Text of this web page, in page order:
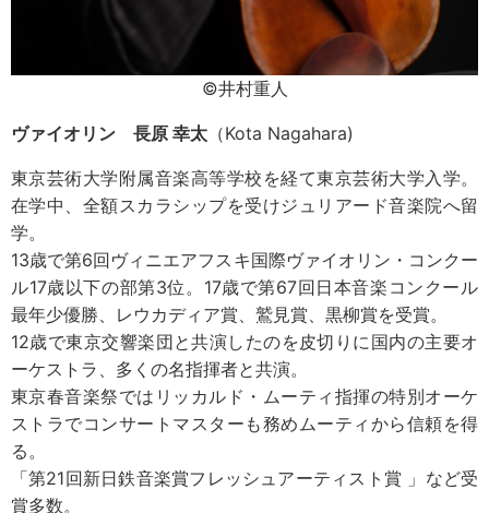
©井村重人
ヴァイオリン 長原 幸太 （Kota Nagahara)
東京芸術大学附属音楽高等学校を経て東京芸術大学入学。
在学中、全額スカラシップを受けジュリアード音楽院へ留
学。
13歳で第6回ヴィニエアフスキ国際ヴァイオリン・コンクー
ル17歳以下の部第3位。17歳で第67回日本音楽コンクール
最年少優勝、レウカディア賞、鷲見賞、黒柳賞を受賞。
12歳で東京交響楽団と共演したのを皮切りに国内の主要オ
ーケストラ、多くの名指揮者と共演。
東京春音楽祭ではリッカルド・ムーティ指揮の特別オーケ
ストラでコンサートマスターも務めムーティから信頼を得
る。
「第21回新日鉄音楽賞フレッシュアーティスト賞 」など受
賞多数。